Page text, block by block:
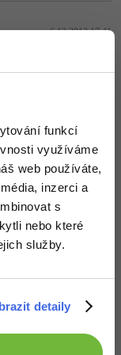
funkcí
využíváme
web používáte,
inzerci a
s
nebo které
služby.
detaily
6.12.2013 17:41